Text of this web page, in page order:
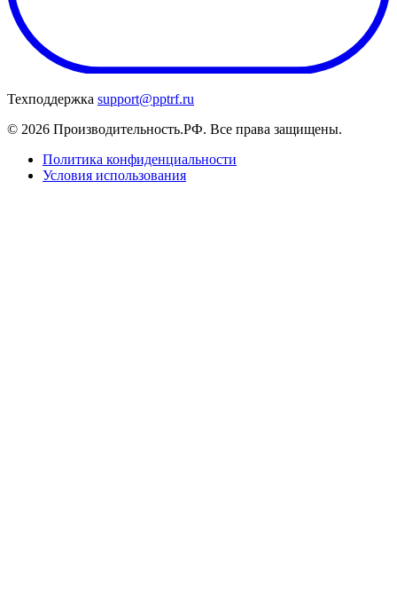
Техподдержка support@pptrf.ru
© 2026 Производительность.РФ. Все права защищены.
Политика конфиденциальности
Условия использования